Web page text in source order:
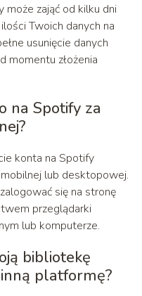
może zająć od kilku dni
Twoich danych na
usunięcie danych
momentu złożenia
na Spotify za
konta na Spotify
lub desktopowej.
się na stronę
przeglądarki
lub komputerze.
bibliotekę
platformę?